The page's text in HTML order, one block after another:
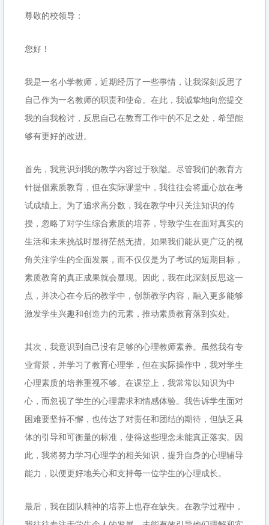
尊敬的校领导：
您好！
我是一名小学教师，近期经历了一些事情，让我深刻反思了
自己作为一名教师的职责和使命。在此，我诚挚地向您提交
我的自我检讨，反思自己在教育工作中的不足之处，希望能
够有更好的改进。
首先，我意识到我的教学内容过于狭隘。尽管我们的教育方
针提倡素质教育，但在实际课堂中，我往往会将重心放在考
试成绩上。为了追求高分数，我在教学中只关注知识的传
授，忽略了对学生综合素质的培养，导致学生在面对真实的
生活和未来挑战时显得茫然无措。如果我们能从更广泛的视
角关注学生的全面发展，而不仅仅是为了考试的短期目标，
素质教育的真正成果就会显现。因此，我在此深刻反思这一
点，并决心在今后的教学中，创新教学内容，融入更多能够
激发学生兴趣和创造力的元素，推动素质教育落到实处。
其次，我意识到自己没有足够的心理教师素养。虽然我有专
业背景，并学习了教育心理学，但在实际操作中，我对学生
心理素质的培养重视不够。在课堂上，我常常以知识为中
心，而忽视了学生的心理需求和情感体验。我告诉学生面对
困难要坚持不懈，也传达了对责任和团结的期待，但缺乏具
体的引导和可衡量的标准，使得这些理念未能真正落实。因
此，我将努力学习心理学的相关知识，提升自身的心理辅导
能力，以便更好地关心和支持每一位学生的心理成长。
最后，我在团队精神的培养上也存在缺失。在教学过程中，